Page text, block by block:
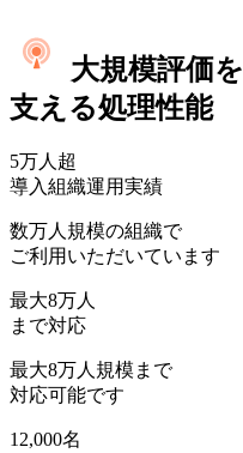
大規模評価を
支える処理性能
5万人超
導入組織運用実績
数万人規模の組織で
ご利用いただいています
最大8万人
まで対応
最大8万人規模まで
対応可能です
12,000名